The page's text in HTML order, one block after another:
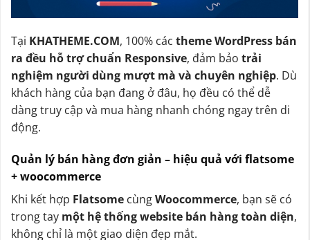
Tại KHATHEME.COM, 100% các theme WordPress bán
ra đều hỗ trợ chuẩn Responsive, đảm bảo trải
nghiệm người dùng mượt mà và chuyên nghiệp. Dù
khách hàng của bạn đang ở đâu, họ đều có thể dễ
dàng truy cập và mua hàng nhanh chóng ngay trên di
động.
Quản lý bán hàng đơn giản – hiệu quả với flatsome
+ woocommerce
Khi kết hợp Flatsome cùngWoocommerce, bạn sẽ có
trong tay một hệ thống website bán hàng toàn diện,
không chỉ là một giao diện đẹp mắt.